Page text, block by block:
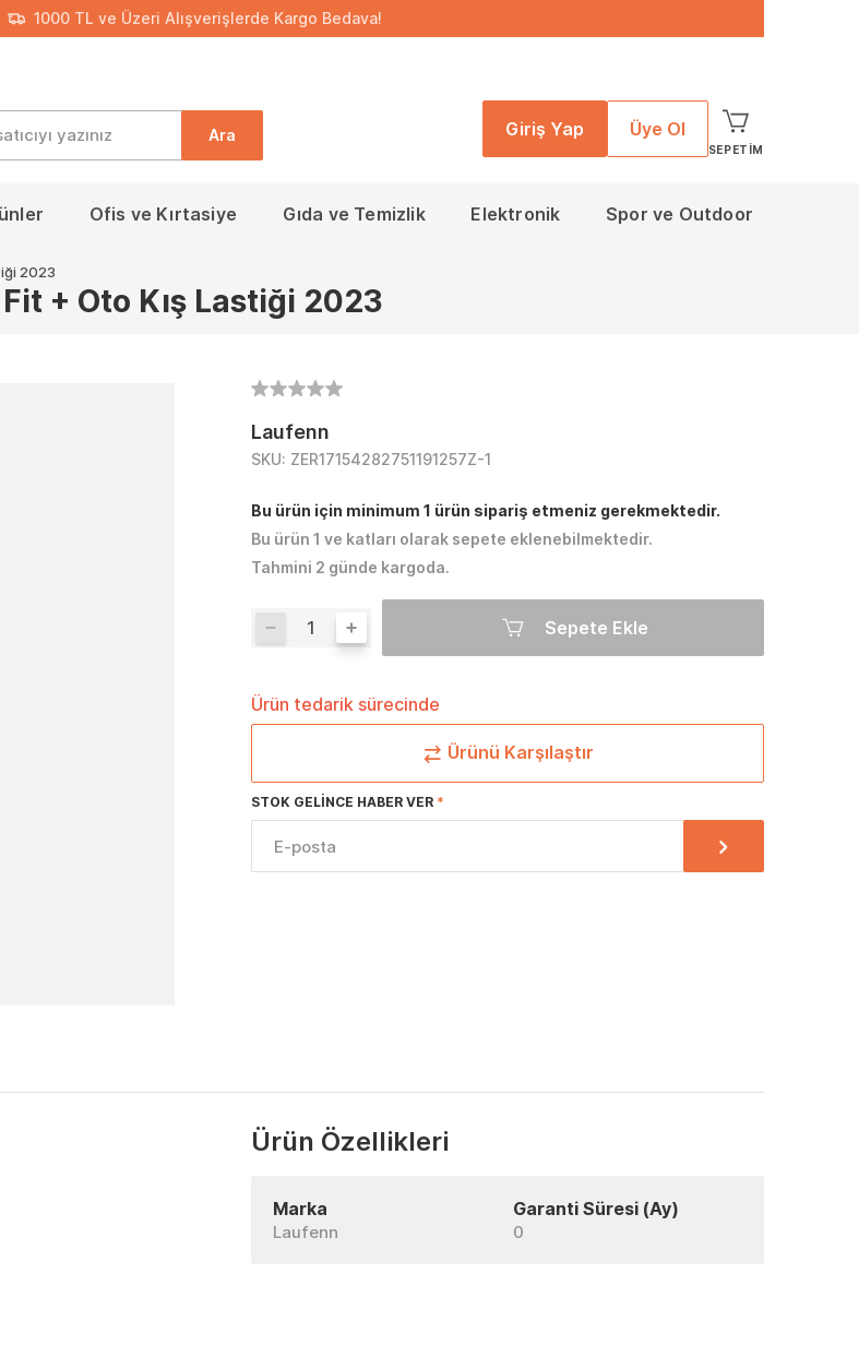
1000 TL ve Üzeri Alışverişlerde Kargo Bedava!
Ara Giriş Yap Üye Ol
SEPETIM
Ofis ve Kırtasiye Gıda ve Temizlik Elektronik Spor ve Outdoor
2023
+ Oto Kış Lastiği 2023
Laufenn
SKU: ZER17154282751191257Z-1
Bu ürün için minimum 1 ürün sipariş etmeniz gerekmektedir.
Bu ürün 1 ve katları olarak sepete eklenebilmektedir.
Tahmini 2 günde kargoda.
Sepete Ekle
Ürün tedarik sürecinde
Ürünü Karşılaştır
STOK GELINCE HABER VER
Ürün Özellikleri
Marka
Laufenn
Garanti Süresi (Ay)
0